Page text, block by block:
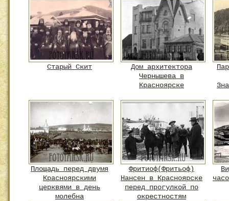
Старый Скит
Дом архитектора
Чернышева в
Красноярске
Площадь перед двумя
Красноярскими
церквями в день
молебна
Фритиоф(Фритьоф)
Нансен в Красноярске
перед прогулкой по
окрестностям